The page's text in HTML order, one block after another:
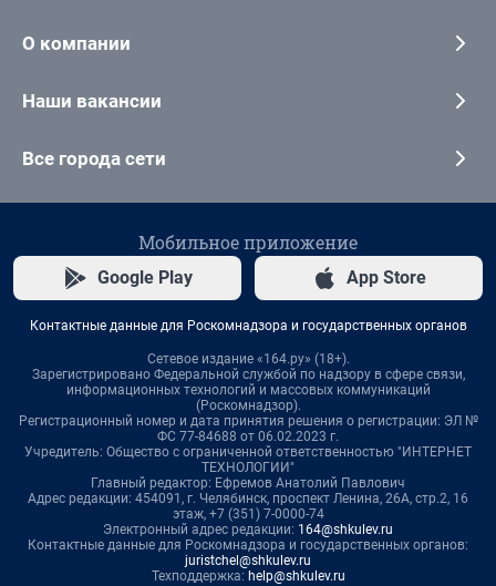
О компании
Наши вакансии
Все города сети
Мобильное приложение
Google Play App Store
Контактные данные для Роскомнадзора и государственных органов
Сетевое издание «164.ру» (18+).
Зарегистрировано Федеральной службой по надзору в сфере связи,
информационных технологий и массовых коммуникаций
(Роскомнадзор).
Регистрационный номер и дата принятия решения о регистрации: ЭЛ №
ФС 77-84688 от 06.02.2023 г.
Учредитель: Общество с ограниченной ответственностью "ИНТЕРНЕТ
ТЕХНОЛОГИИ"
Главный редактор: Ефремов Анатолий Павлович
Адрес редакции: 454091, г. Челябинск, проспект Ленина, 26А, стр.2, 16
этаж, +7 (351) 7-0000-74
Электронный адрес редакции: 164@shkulev.ru
Контактные данные для Роскомнадзора и государственных органов:
juristchel@shkulev.ru
Техподдержка: help@shkulev.ru